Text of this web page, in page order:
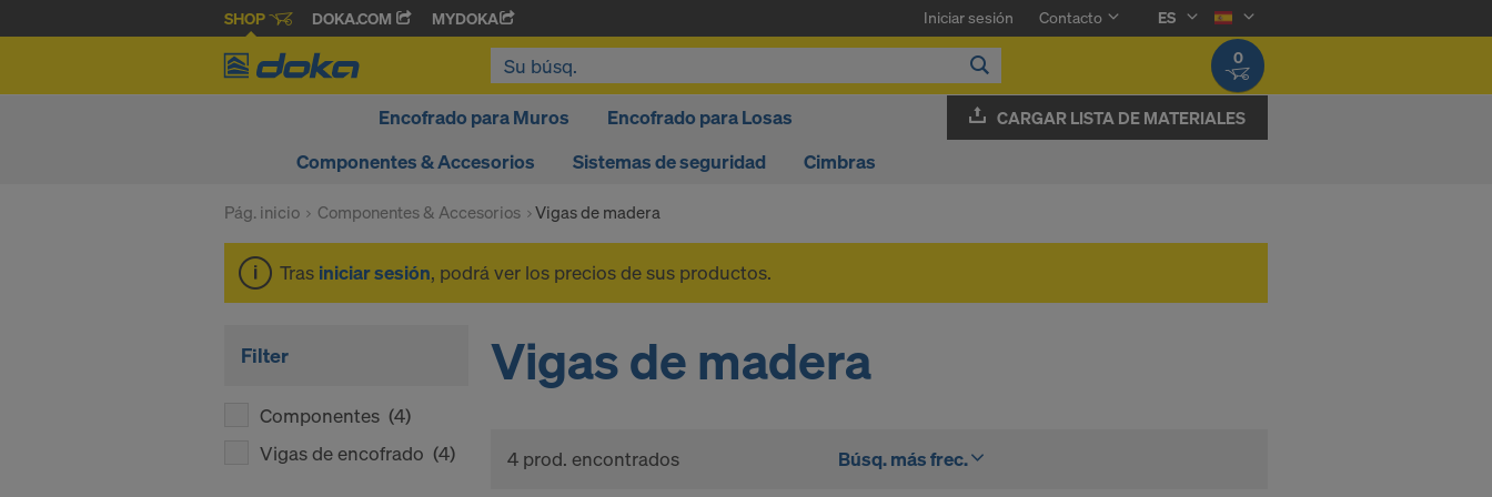
SHOP DOKA.COM MYDOKA Iniciar sesión Contacto
ES
0
Encofrado para Muros
Encofrado para Losas
Componentes & Accesorios
Sistemas de seguridad Cimbras
CARGAR LISTA DE MATERIALES
Pág. inicio Componentes & Accesorios Vigas de madera
Tras iniciar sesión, podrá ver los precios de sus productos.
Filter
Componentes (4)
Vigas de encofrado (4)
Vigas de madera
4 prod. encontrados Búsq. más frec.